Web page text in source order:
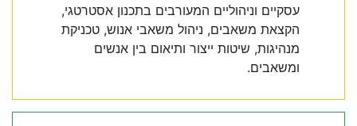
עסקיים וניהוליים המעורבים בתכנון אסטרטגי,
הקצאת משאבים, ניהול משאבי אנוש, טכניקת
מנהיגות, שיטות ייצור ותיאום בין אנשים
ומשאבים.